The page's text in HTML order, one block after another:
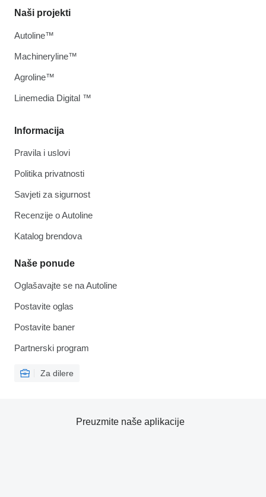
Informacija
Pravila i uslovi
Politika privatnosti
Savjeti za sigurnost
Recenzije o Autoline
Katalog brendova
Naše ponude
Oglašavajte se na Autoline
Postavite oglas
Postavite baner
Partnerski program
Za dilere
Naši projekti
Autoline™
Machineryline™
Agroline™
Linemedia Digital ™
Preuzmite naše aplikacije